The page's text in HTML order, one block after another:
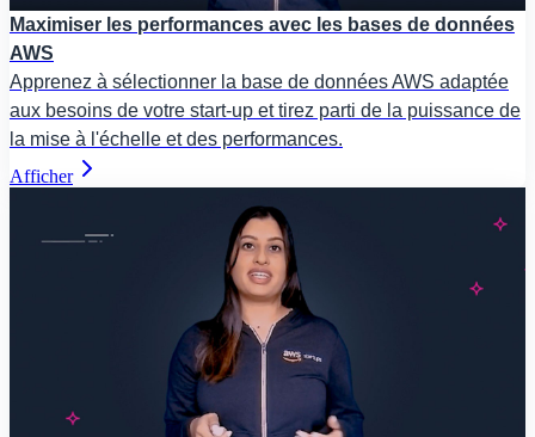
Maximiser les performances avec les bases de données
AWS
Apprenez à sélectionner la base de données AWS adaptée
aux besoins de votre start-up et tirez parti de la puissance de
la mise à l'échelle et des performances.
Afficher